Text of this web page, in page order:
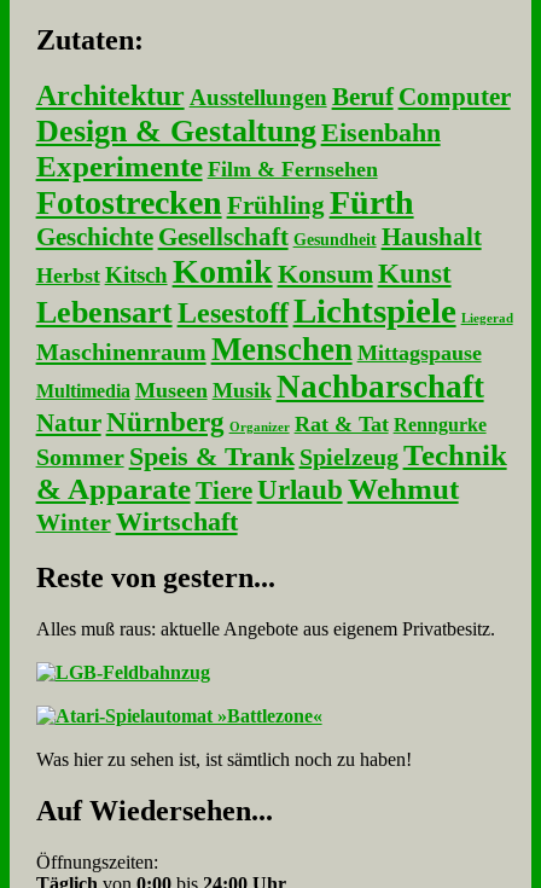
Zu­ta­ten:
Architektur Ausstellungen Beruf Computer
Design & GestaltungEisenbahn
Experimente Film & Fernsehen
Fotostrecken Frühling Fürth
Geschichte Gesellschaft Gesundheit Haushalt
Herbst Kitsch KomikKonsumKunst
LebensartLesestoffLichtspiele Liegerad
Maschinenraum Menschen Mittagspause
Multimedia Museen Musik Nachbarschaft
NaturNürnberg Organizer Rat & Tat Renngurke
Sommer Speis & Trank Spielzeug Technik
& Apparate Tiere UrlaubWehmut
Winter Wirtschaft
Re­ste von ge­stern...
Alles muß raus: aktuelle An­ge­bo­te aus eigenem Privatbesitz.
Was hier zu sehen ist, ist sämt­lich noch zu haben!
Auf Wie­der­se­hen...
Öffnungszeiten:
Täglich von 0:00bis 24:00 Uhr